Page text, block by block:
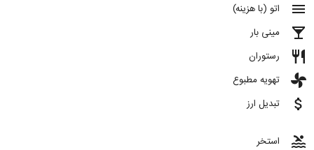
menu اتو (با هزینه)
local_bar مینی بار
restaurant رستوران
toys تهویه مطبوع
attach_money تبدیل ارز
pool استخر